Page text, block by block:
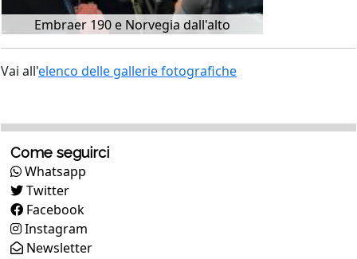
Embraer 190 e Norvegia dall'alto
Vai all'elenco delle gallerie fotografiche
Come seguirci
Whatsapp
Twitter
Facebook
Instagram
Newsletter